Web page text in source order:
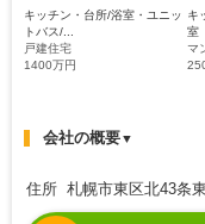
キッチン・台所/浴室・ユニッ
トバス/...
戸建住宅
1400万円
キ
室
マ
会社の概要▼
住所 札幌市東区北43条